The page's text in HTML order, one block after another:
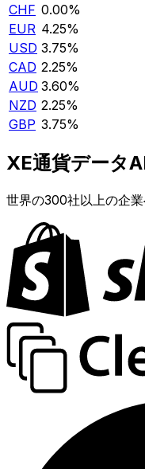
CHF 0.00%
EUR 4.25%
USD 3.75%
CAD 2.25%
AUD 3.60%
NZD 2.25%
GBP 3.75%
XE通貨データ
世界の300社以上の企